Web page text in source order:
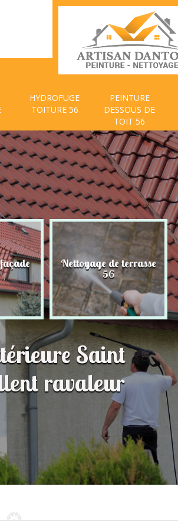
HYDROFUGE
TOITURE 56
PEINTURE
DESSOUS DE
TOIT 56
Nettoyage de terrasse
56
Saint
ravaleur